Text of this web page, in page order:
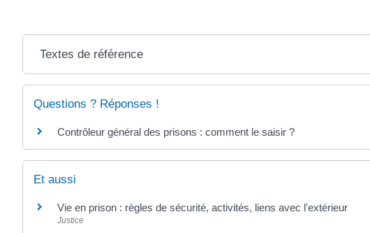
Textes de référence
Questions ? Réponses !
Contrôleur général des prisons : comment le saisir ?
Et aussi
Vie en prison : règles de sécurité, activités, liens avec l'extérieur
Justice